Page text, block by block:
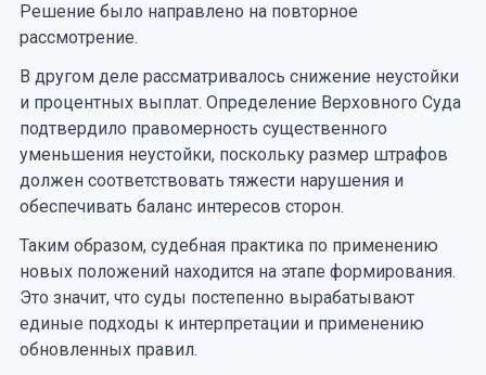
Решение было направлено на повторное
рассмотрение.
В другом деле рассматривалось снижение неустойки
и процентных выплат. Определение Верховного Суда
подтвердило правомерность существенного
уменьшения неустойки, поскольку размер штрафов
должен соответствовать тяжести нарушения и
обеспечивать баланс интересов сторон.
Таким образом, судебная практика по применению
новых положений находится на этапе формирования.
Это значит, что суды постепенно вырабатывают
единые подходы к интерпретации и применению
обновленных правил.